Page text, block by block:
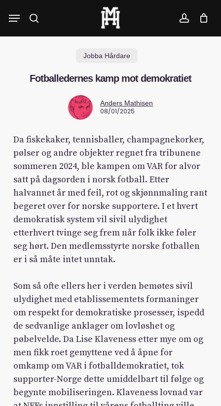
search account
Menu
Jobba Hårdare
Fotballedernes kamp mot demokratiet
Anders Mathisen
08/01/2025
Da fiskekaker, tennisballer, champagnekorker,
pølser og andre objekter regnet fra tribunene
sommeren 2024, ble kampen om VAR for alvor
satt på dagsorden i norsk fotball. Etter
halvannet år med feil, rot og skjønnmaling rant
begeret over for norske supportere. I et hvert
demokratisk system vil sivil ulydighet
etterhvert tvinge seg frem når folk ikke føler
seg hørt. Den medlemsstyrte norske fotballen
er i så måte intet unntak.
Som så ofte ellers her i verden bemøtes sivil
ulydighet med etablissementets formaninger
om respekt for demokratiske prosesser, ispedd
de sedvanlige anklager om lovløshet og
pøbelvelde. Da Lise Klaveness etter mye om og
men fikk roet gemyttene ved å åpne for
omkamp om VAR i fotballdemokratiet, tok
supporter-Norge dette umiddelbart til følge og
begynte mobiliseringen. Klaveness lovnad var